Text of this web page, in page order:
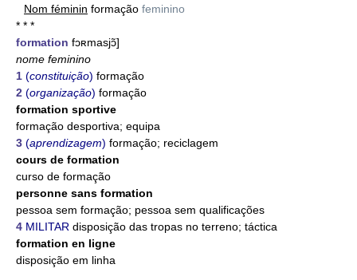
Nom féminin formação feminino
* * *
formation fɔʀmasjɔ̃]
nome feminino
1 (constituição) formação
2 (organização) formação
formation sportive
formação desportiva; equipa
3 (aprendizagem) formação; reciclagem
cours de formation
curso de formação
personne sans formation
pessoa sem formação; pessoa sem qualificações
4 MILITAR disposição das tropas no terreno; táctica
formation en ligne
disposição em linha